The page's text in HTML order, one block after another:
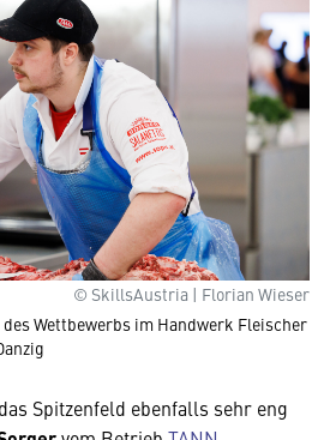
© SkillsAustria | Florian Wieser
Wettbewerbs im Handwerk Fleischer
Spitzenfeld ebenfalls sehr eng